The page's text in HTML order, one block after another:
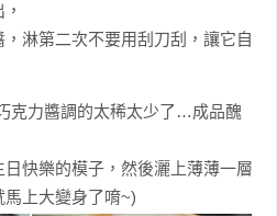
淋第二次不要用刮刀刮，讓它自
克力醬調的太稀太少了…成品醜
快樂的模子，然後灑上薄薄一層
上大變身了唷~)